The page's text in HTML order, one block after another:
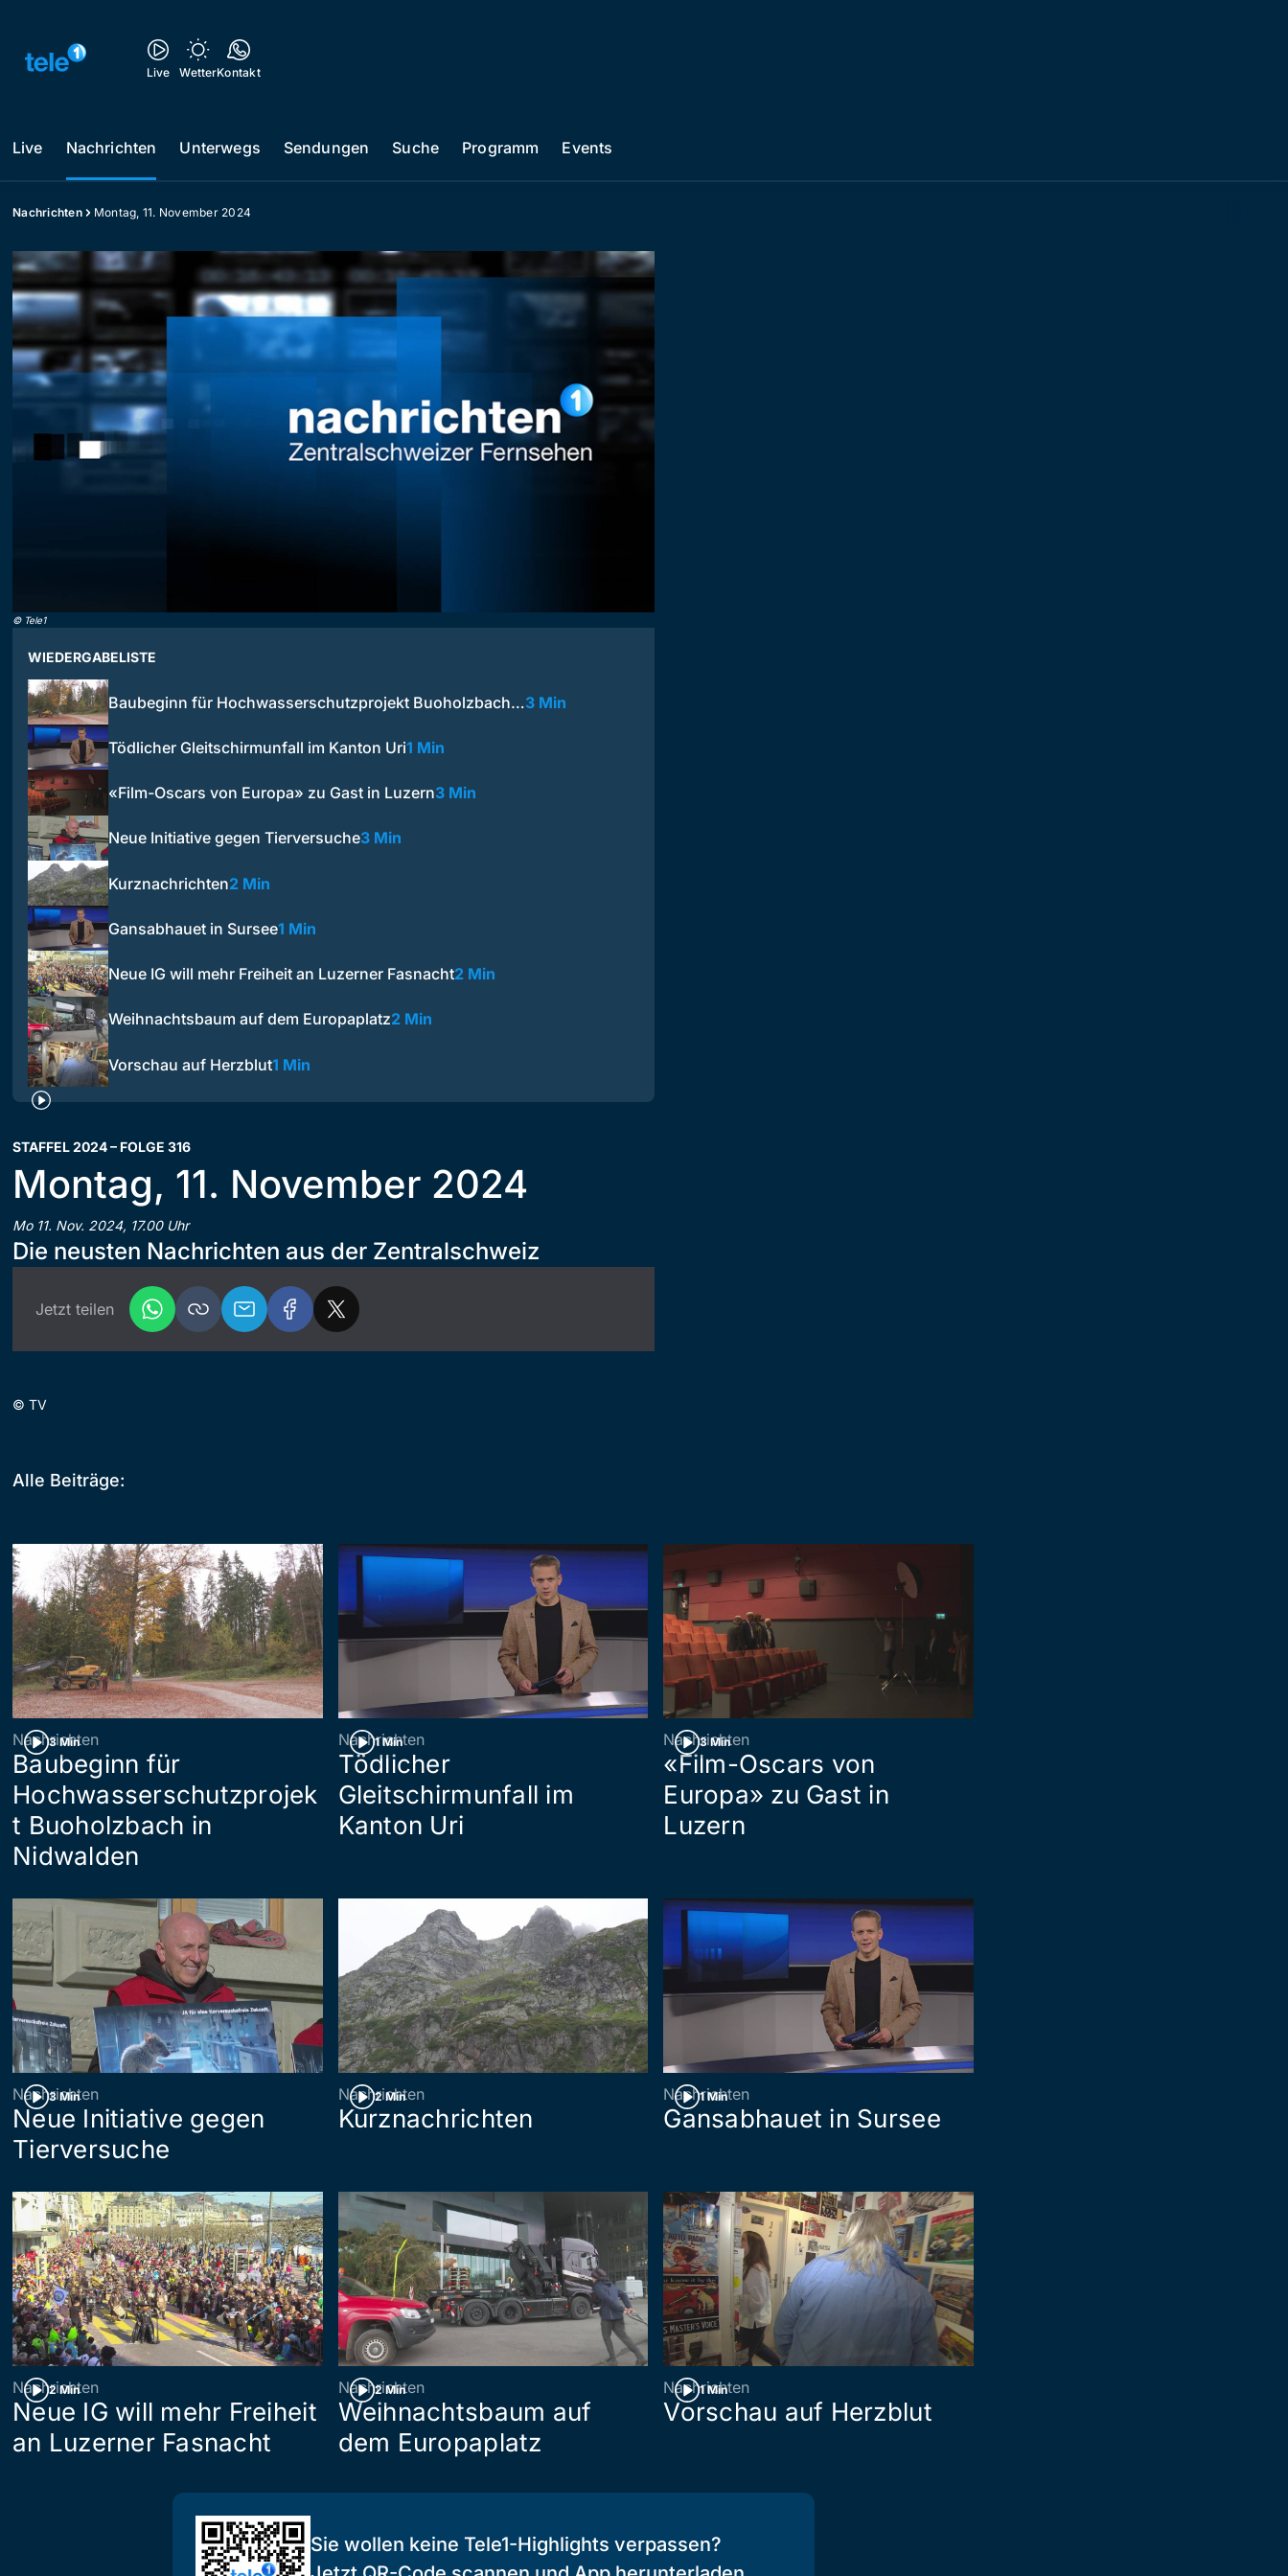
Live WetterKontakt
Live Nachrichten Unterwegs Sendungen Suche Programm Events
Nachrichten Montag, 11. November 2024
© Tele1
WIEDERGABELISTE
Baubeginn für Hochwasserschutzprojekt Buoholzbach…3 Min
Tödlicher Gleitschirmunfall im Kanton Uri1 Min
«Film-Oscars von Europa» zu Gast in Luzern3 Min
Neue Initiative gegen Tierversuche3 Min
Kurznachrichten2 Min
Gansabhauet in Sursee1 Min
Neue IG will mehr Freiheit an Luzerner Fasnacht2 Min
Weihnachtsbaum auf dem Europaplatz2 Min
Vorschau auf Herzblut1 Min
STAFFEL 2024 – FOLGE 316
Montag, 11. November 2024
Mo 11. Nov. 2024, 17.00 Uhr
Die neusten Nachrichten aus der Zentralschweiz
Jetzt teilen
© TV
Alle Beiträge:
3 Min
Nachrichten
Baubeginn für
Hochwasserschutzprojek
t Buoholzbach in
Nidwalden
1 Min
Nachrichten
Tödlicher
Gleitschirmunfall im
Kanton Uri
3 Min
Nachrichten
«Film-Oscars von
Europa» zu Gast in
Luzern
3 Min
Nachrichten
Neue Initiative gegen
Tierversuche
2 Min
Nachrichten
Kurznachrichten
1 Min
Nachrichten
Gansabhauet in Sursee
2 Min
Nachrichten
Neue IG will mehr Freiheit
an Luzerner Fasnacht
2 Min
Nachrichten
Weihnachtsbaum auf
dem Europaplatz
1 Min
Nachrichten
Vorschau auf Herzblut
Sie wollen keine Tele1-Highlights verpassen?